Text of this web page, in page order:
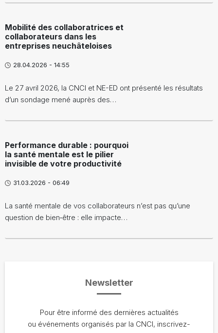
Mobilité des collaboratrices et
collaborateurs dans les
entreprises neuchâteloises
28.04.2026 - 14:55
Le 27 avril 2026, la CNCI et NE-ED ont présenté les résultats
d’un sondage mené auprès des…
Performance durable : pourquoi
la santé mentale est le pilier
invisible de votre productivité
31.03.2026 - 06:49
La santé mentale de vos collaborateurs n’est pas qu’une
question de bien‑être : elle impacte…
Newsletter
Pour être informé des dernières actualités
ou événements organisés par la CNCI, inscrivez-